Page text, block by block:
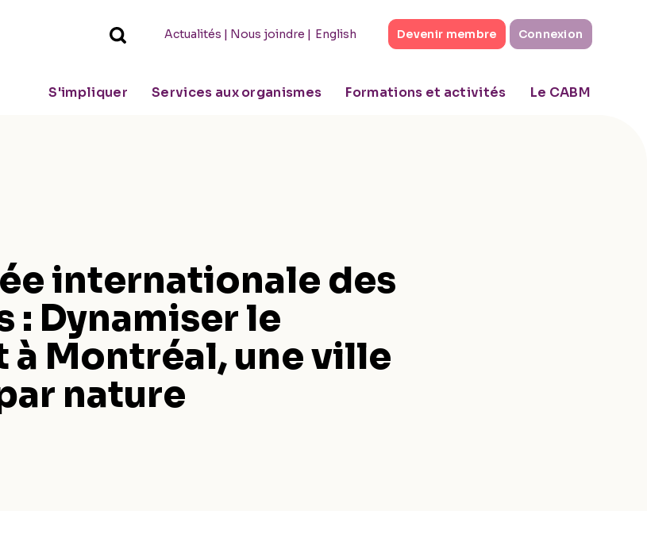
Actualités | Nous joindre | Devenir membre Connexion
English
S'impliquer Services aux organismes Formations et activités Le CABM
internationale des
: Dynamiser le
à Montréal, une ville
nature